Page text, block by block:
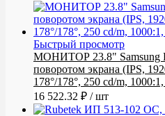
Быстрый просмотр
МОНИТОР 23.8" Samsung
поворотом экрана (IPS,
178°/178°, 250 cd/m,
16 522.32 ₽ / шт